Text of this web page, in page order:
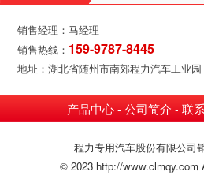
销售经理：马经理
销售热线： 159-9787-8445
地址：湖北省随州市南郊程力汽车工业园
产品中心- 公司简介 - 联
程力专用汽车股份有限公司
© 2023 http://www.clmqy.com